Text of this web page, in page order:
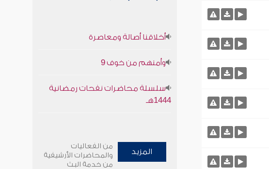
أخلاقنا أصالة ومعاصرة
وأمنهم من خوف 9
سلسلة محاضرات نفحات رمضانية
1444هـ
المزيد
من الفعاليات
والمحاضرات الأرشيفية
من خدمة البث